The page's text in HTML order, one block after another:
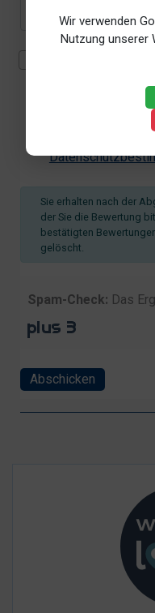
Wir verwenden
Nutzung unserer
Mit der Erhebung,
Uhrzeit der
Zweck der
Sie erhalten nach der
der Sie die Bewertung
bestätigten
gelöscht.
Spam-Check: Das
Abschicken